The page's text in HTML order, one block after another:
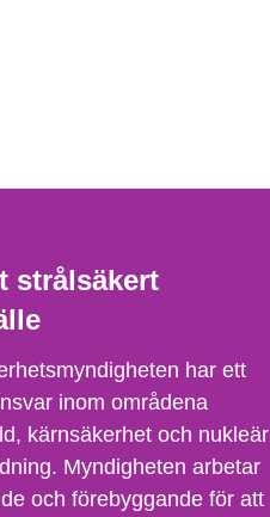
strålsäkert
har ett
inom områdena
kärnsäkerhet och nukleär
Myndigheten arbetar
och förebyggande för att